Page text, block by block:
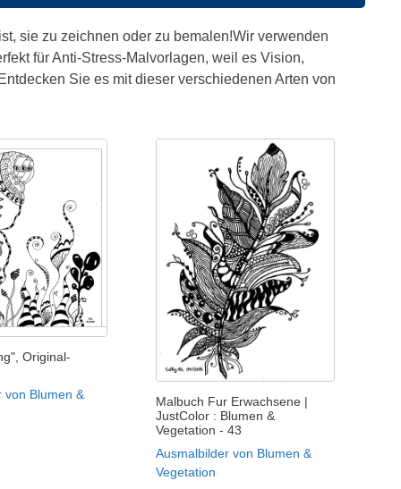
sie zu zeichnen oder zu bemalen!Wir verwenden
für Anti-Stress-Malvorlagen, weil es Vision,
Sie es mit dieser verschiedenen Arten von
Original-
von Blumen &
Malbuch Fur Erwachsene |
JustColor : Blumen &
Vegetation - 43
Ausmalbilder von Blumen &
Vegetation